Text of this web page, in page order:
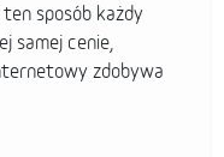
sposób każdy
samej cenie,
zdobywa